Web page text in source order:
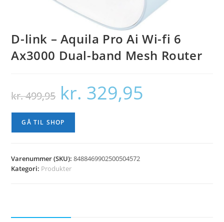
D-link – Aquila Pro Ai Wi-fi 6
Ax3000 Dual-band Mesh Router
kr.499,95
Den
oprindelige
pris
kr. 499,95.
kr. 329,95
GÅ TIL SHOP
Varenummer (SKU):8488469902500504572
Kategori: Produkter